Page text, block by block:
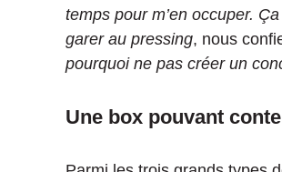
temps pour m’en occuper.
garer au pressing, nous
pourquoi ne pas créer un
Une box pouvant